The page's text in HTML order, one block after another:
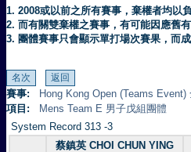
1. 2008或以前之所有賽事，棄權者均以負
2. 而有關雙棄權之賽事，有可能因應舊
3. 團體賽事只會顯示單打場次賽果，而
賽事:
Hong Kong Open (Teams
項目:
Mens Team E 男子戊組團體
System Record 313 -3
蔡鎮英 CHOI CHUN YING